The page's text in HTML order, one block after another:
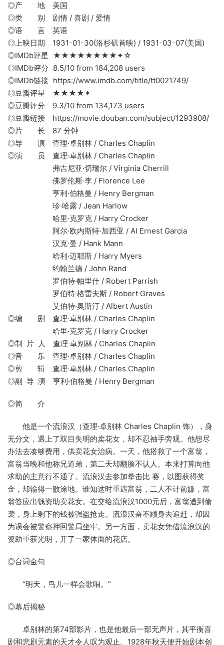
◎产 地 美国
◎类 别 剧情 / 喜剧 / 爱情
◎语 言 英语
◎上映日期 1931-01-30(洛杉矶首映) / 1931-03-07(美国)
◎IMDb评星 ★★★★★★★★✦☆
◎IMDb评分 8.5/10 from 184,208 users
◎IMDb链接 https://www.imdb.com/title/tt0021749/
◎豆瓣评星 ★★★★✦
◎豆瓣评分 9.3/10 from 134,173 users
◎豆瓣链接 https://movie.douban.com/subject/1293908/
◎片 长 87 分钟
◎导 演 查理·卓别林 / Charles Chaplin
◎演 员 查理·卓别林 / Charles Chaplin
弗吉尼亚·切瑞尔 / Virginia Cherrill
佛罗伦斯·李 / Florence Lee
亨利·伯格曼 / Henry Bergman
珍·哈露 / Jean Harlow
哈里·克罗克 / Harry Crocker
阿尔·欧内斯特·加西亚 / Al Ernest Garcia
汉克·曼 / Hank Mann
哈利·迈耶斯 / Harry Myers
约翰兰德 / John Rand
罗伯特·帕里什 / Robert Parrish
罗伯特·格雷夫斯 / Robert Graves
艾伯特·奥斯汀 / Albert Austin
◎编 剧 查理·卓别林 / Charles Chaplin
哈里·克罗克 / Harry Crocker
◎制 片 人 查理·卓别林 / Charles Chaplin
◎音 乐 查理·卓别林 / Charles Chaplin
◎剪 辑 查理·卓别林 / Charles Chaplin
◎副 导 演 亨利·伯格曼 / Henry Bergman
◎简 介
他是一个流浪汉（查理·卓别林 Charles Chaplin 饰），身
无分文，遇上了双目失明的卖花女，却不忍袖手旁观。他想尽
办法去凑够费用，供卖花女治病。一天，他搭救了一个富翁，
富翁当晚和他称兄道弟，第二天却翻脸不认人。本来打算向他
求助的主意行不通了。流浪汉去参加拳击比 赛，以图获得奖
金，却输得一败涂地。谁知这时重遇富翁，二人不计前嫌，富
翁答应出钱资助卖花女。在交给流浪汉1000元后，富翁遭到偷
袭，身上剩下的钱被强盗抢走。流浪汉奋不顾身去追赶，却因
为误会被警察押回警局坐牢。另一方面，卖花女凭借流浪汉的
资助重获光明，开了一家体面的花店。
◎台词金句
“明天，鸟儿一样会歌唱。”
◎幕后揭秘
卓别林的第74部影片，也是他最后一部无声片，其平衡喜
剧和悲剧元素的天才令人叹为观止。1928年秋天便开始剧本创